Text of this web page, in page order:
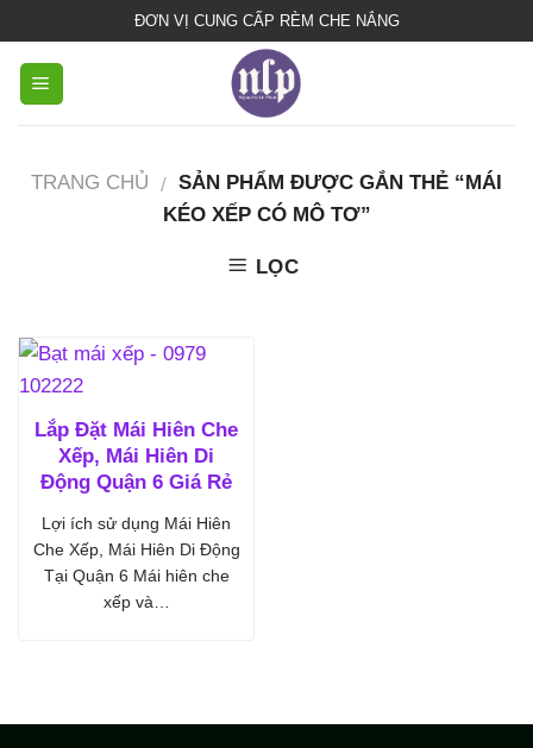
che
nắng
mưa
ĐƠN VỊ CUNG CẤP RÈM CHE NẮNG
TRANG CHỦ / SẢN PHẨM ĐƯỢC GẮN THẺ “MÁI
KÉO XẾP CÓ MÔ TƠ”
LỌC
Lắp Đặt Mái Hiên Che
Xếp, Mái Hiên Di
Động Quận 6 Giá Rẻ
Lợi ích sử dụng Mái Hiên
Che Xếp, Mái Hiên Di Động
Tại Quận 6 Mái hiên che
xếp và…